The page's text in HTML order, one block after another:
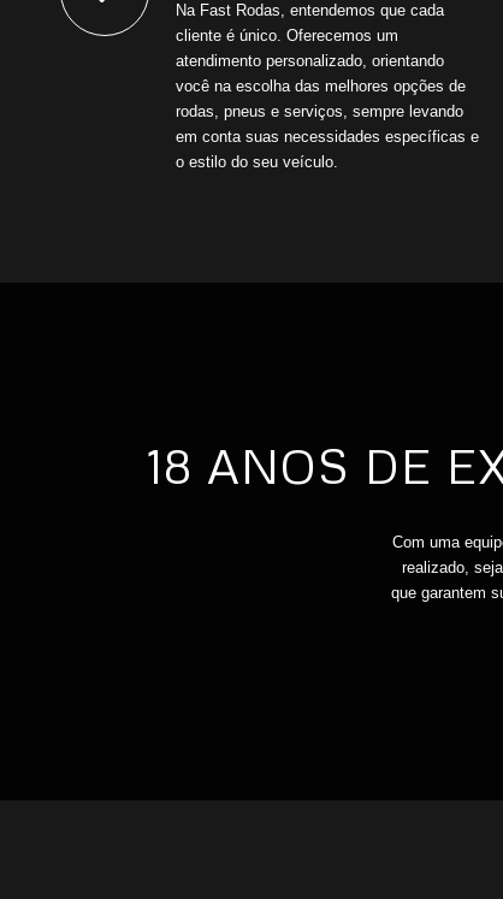
Na Fast Rodas, entendemos que cada
cliente é único. Oferecemos um
atendimento personalizado, orientando
você na escolha das melhores opções de
rodas, pneus e serviços, sempre levando
em conta suas necessidades específicas e
o estilo do seu veículo.
18 ANOS DE
Com uma
realizado,
que garantem